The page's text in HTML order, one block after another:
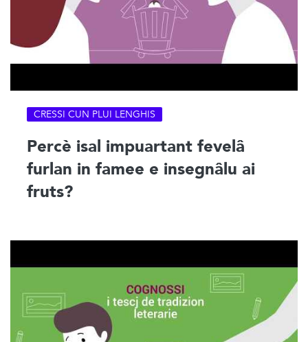
CRESSI CUN PLUI LENGHIS
Percè isal impuartant fevelâ
furlan in famee e insegnâlu ai
fruts?